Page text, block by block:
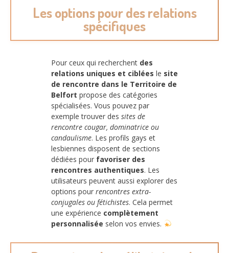
Les options pour des relations
spécifiques
Pour ceux qui recherchent des
relations uniques et ciblées le site
de rencontre dans le Territoire de
Belfort propose des catégories
spécialisées. Vous pouvez par
exemple trouver des sites de
rencontre cougar, dominatrice ou
candaulisme. Les profils gays et
lesbiennes disposent de sections
dédiées pour favoriser des
rencontres authentiques. Les
utilisateurs peuvent aussi explorer des
options pour rencontres extra-
conjugales ou fétichistes. Cela permet
une expérience complètement
personnalisée selon vos envies.